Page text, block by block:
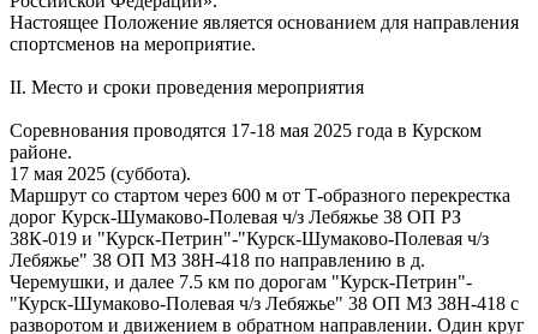
Настоящее Положение является основанием для направления
спортсменов на мероприятие.
II. Место и сроки проведения мероприятия
Соревнования проводятся 17-18 мая 2025 года в Курском
районе.
17 мая 2025 (суббота).
Маршрут со стартом через 600 м от Т-образного перекрестка
дорог Курск-Шумаково-Полевая ч/з Лебяжье 38 ОП РЗ
38К-019 и "Курск-Петрин"-"Курск-Шумаково-Полевая ч/з
Лебяжье" 38 ОП МЗ 38Н-418 по направлению в д.
Черемушки, и далее 7.5 км по дорогам "Курск-Петрин"-
"Курск-Шумаково-Полевая ч/з Лебяжье" 38 ОП МЗ 38Н-418 с
разворотом и движением в обратном направлении. Один круг